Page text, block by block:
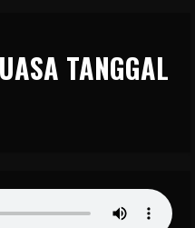
TANGGAL